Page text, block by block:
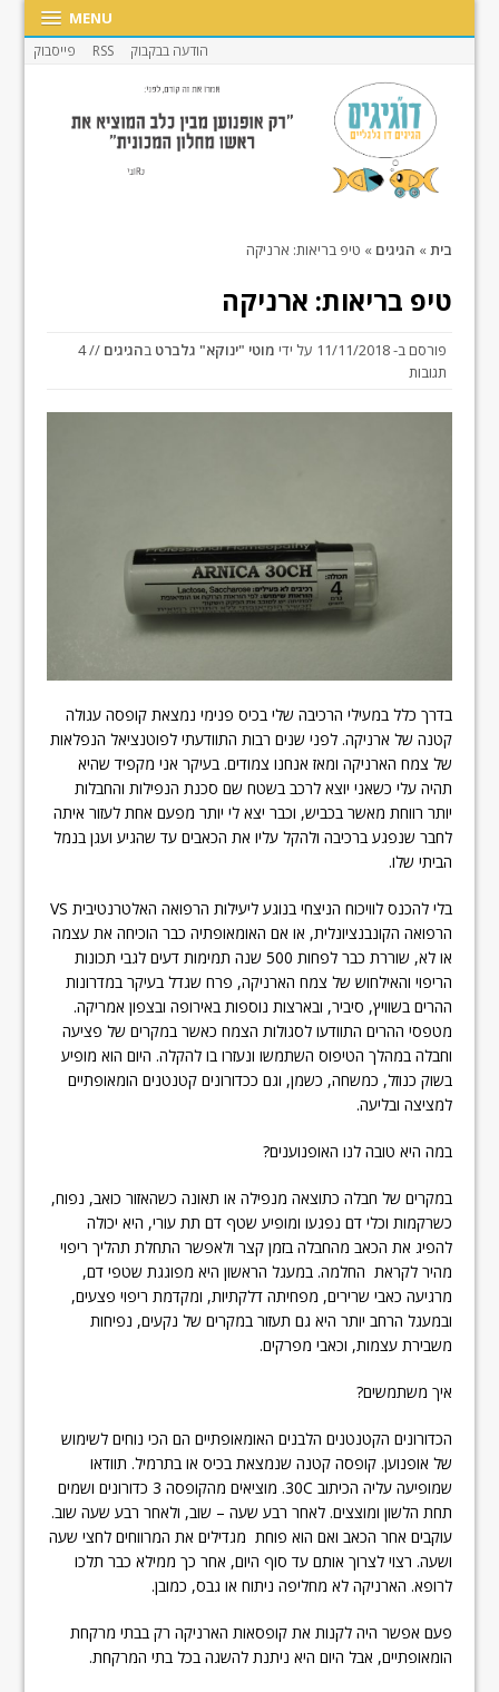
MENU
הודעה בבקבוק RSS פייסבוק
בית » הגיגים » טיפ בריאות: ארניקה
טיפ בריאות: ארניקה
פורסם ב-11/11/2018 על ידי מוטי "ינוקא" גלברט בהגיגים
// 4
תגובות
בדרך כלל במעילי הרכיבה שלי בכיס פנימי נמצאת קופסה עגולה
קטנה של ארניקה. לפני שנים רבות התוודעתי לפוטנציאל הנפלאות
של צמח הארניקה ומאז אנחנו צמודים. בעיקר אני מקפיד שהיא
תהיה עלי כשאני יוצא לרכב בשטח שם סכנת הנפילות והחבלות
יותר רווחת מאשר בכביש, וכבר יצא לי יותר מפעם אחת לעזור איתה
לחבר שנפגע ברכיבה ולהקל עליו את הכאבים עד שהגיע ועגן בנמל
הביתי שלו.
בלי להכנס לוויכוח הניצחי בנוגע ליעילות הרפואה האלטרנטיבית VS
הרפואה הקונבנציונלית, או אם האומאופתיה כבר הוכיחה את עצמה
או לא, שוררת כבר לפחות 500 שנה תמימות דעים לגבי תכונות
הריפוי והאילחוש של צמח הארניקה, פרח שגדל בעיקר במדרונות
ההרים בשוויץ, סיביר, ובארצות נוספות באירופה ובצפון אמריקה.
מטפסי ההרים התוודעו לסגולות הצמח כאשר במקרים של פציעה
וחבלה במהלך הטיפוס השתמשו ונעזרו בו להקלה. היום הוא מופיע
בשוק כנוזל, כמשחה, כשמן, וגם ככדורונים קטנטנים הומאופתיים
למציצה ובליעה.
במה היא טובה לנו האופנוענים?
במקרים של חבלה כתוצאה מנפילה או תאונה כשהאזור כואב, נפוח,
כשרקמות וכלי דם נפגעו ומופיע שטף דם תת עורי, היא יכולה
להפיג את הכאב מהחבלה בזמן קצר ולאפשר התחלת תהליך ריפוי
מהיר לקראת החלמה. במעגל הראשון היא מפוגגת שטפי דם,
מרגיעה כאבי שרירים, מפחיתה דלקתיות, ומקדמת ריפוי פצעים,
ובמעגל הרחב יותר היא גם תעזור במקרים של נקעים, נפיחות
משבירת עצמות, וכאבי מפרקים.
איך משתמשים?
הכדורונים הקטנטנים הלבנים האומאופתיים הם הכי נוחים לשימוש
של אופנוען. קופסה קטנה שנמצאת בכיס או בתרמיל. תוודאו
שמופיעה עליה הכיתוב 30C. מוציאים מהקופסה 3 כדורונים ושמים
תחת הלשון ומוצצים. לאחר רבע שעה – שוב, ולאחר רבע שעה שוב.
עוקבים אחר הכאב ואם הוא פוחת מגדילים את המרווחים לחצי שעה
ושעה. רצוי לצרוך אותם עד סוף היום, אחר כך ממילא כבר תלכו
לרופא. הארניקה לא מחליפה ניתוח או גבס, כמובן.
פעם אפשר היה לקנות את קופסאות הארניקה רק בבתי מרקחת
הומאופתיים, אבל היום היא ניתנת להשגה בכל בתי המרקחת.